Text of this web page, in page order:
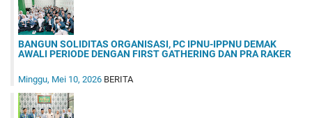
BANGUN SOLIDITAS ORGANISASI, PC IPNU-IPPNU DEMAK
AWALI PERIODE DENGAN FIRST GATHERING DAN PRA RAKER
Minggu, Mei 10, 2026 BERITA